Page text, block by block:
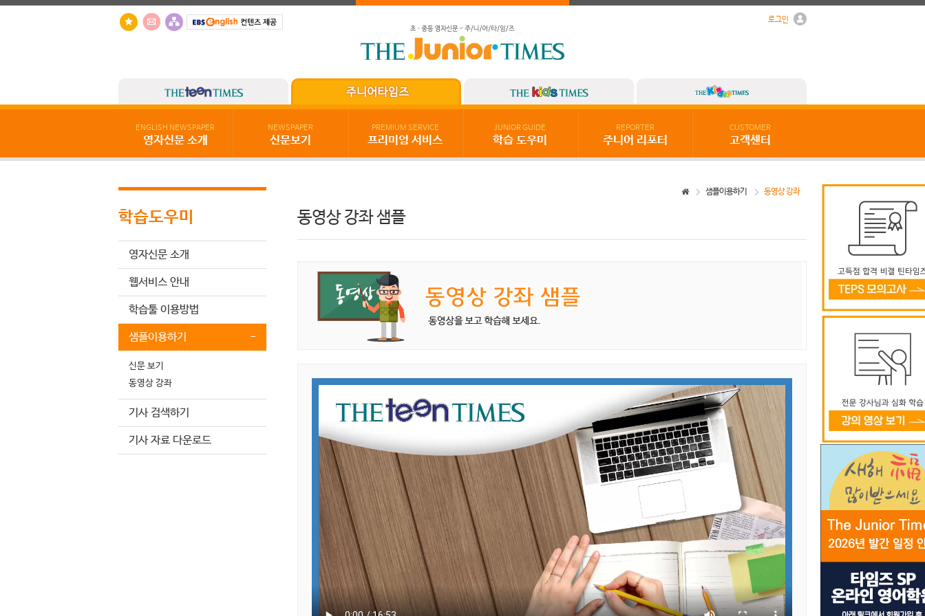
로그인
ENGLISH NEWSPAPER
영자신문 소개
NEWSPAPER
신문보기
PREMIUM SERVICE
프리미엄 서비스
JUNIOR GUIDE
학습 도우미
REPORTER
주니어 리포터
CUSTOMER
고객센터
학습도우미
영자신문 소개
웹서비스 안내
학습툴 이용방법
샘플이용하기 -
신문 보기
동영상 강좌
기사 검색하기
기사 자료 다운로드
동영상 강좌
샘플이용하기
동영상 강좌 샘플